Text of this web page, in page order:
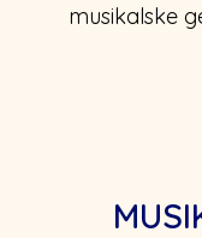
musikalske